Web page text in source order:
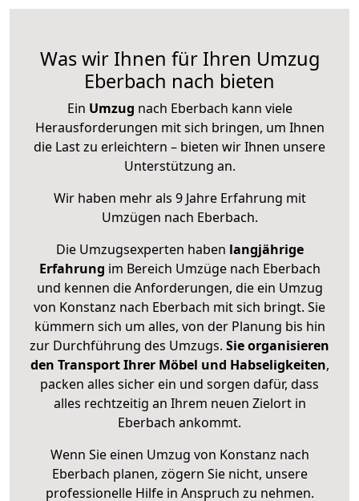
Was wir Ihnen für Ihren Umzug
Eberbach nach bieten
Ein Umzug nach Eberbach kann viele
Herausforderungen mit sich bringen, um Ihnen
die Last zu erleichtern – bieten wir Ihnen unsere
Unterstützung an.
Wir haben mehr als 9 Jahre Erfahrung mit
Umzügen nach Eberbach.
Die Umzugsexperten haben langjährige
Erfahrung im Bereich Umzüge nach Eberbach
und kennen die Anforderungen, die ein Umzug
von Konstanz nach Eberbach mit sich bringt. Sie
kümmern sich um alles, von der Planung bis hin
zur Durchführung des Umzugs. Sie organisieren
den Transport Ihrer Möbel und Habseligkeiten,
packen alles sicher ein und sorgen dafür, dass
alles rechtzeitig an Ihrem neuen Zielort in
Eberbach ankommt.
Wenn Sie einen Umzug von Konstanz nach
Eberbach planen, zögern Sie nicht, unsere
professionelle Hilfe in Anspruch zu nehmen.